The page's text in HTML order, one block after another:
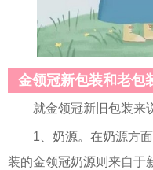
金领冠新包装和老包
就金领冠新旧包装来
1、奶源。在奶源方
装的金领冠奶源则来自于